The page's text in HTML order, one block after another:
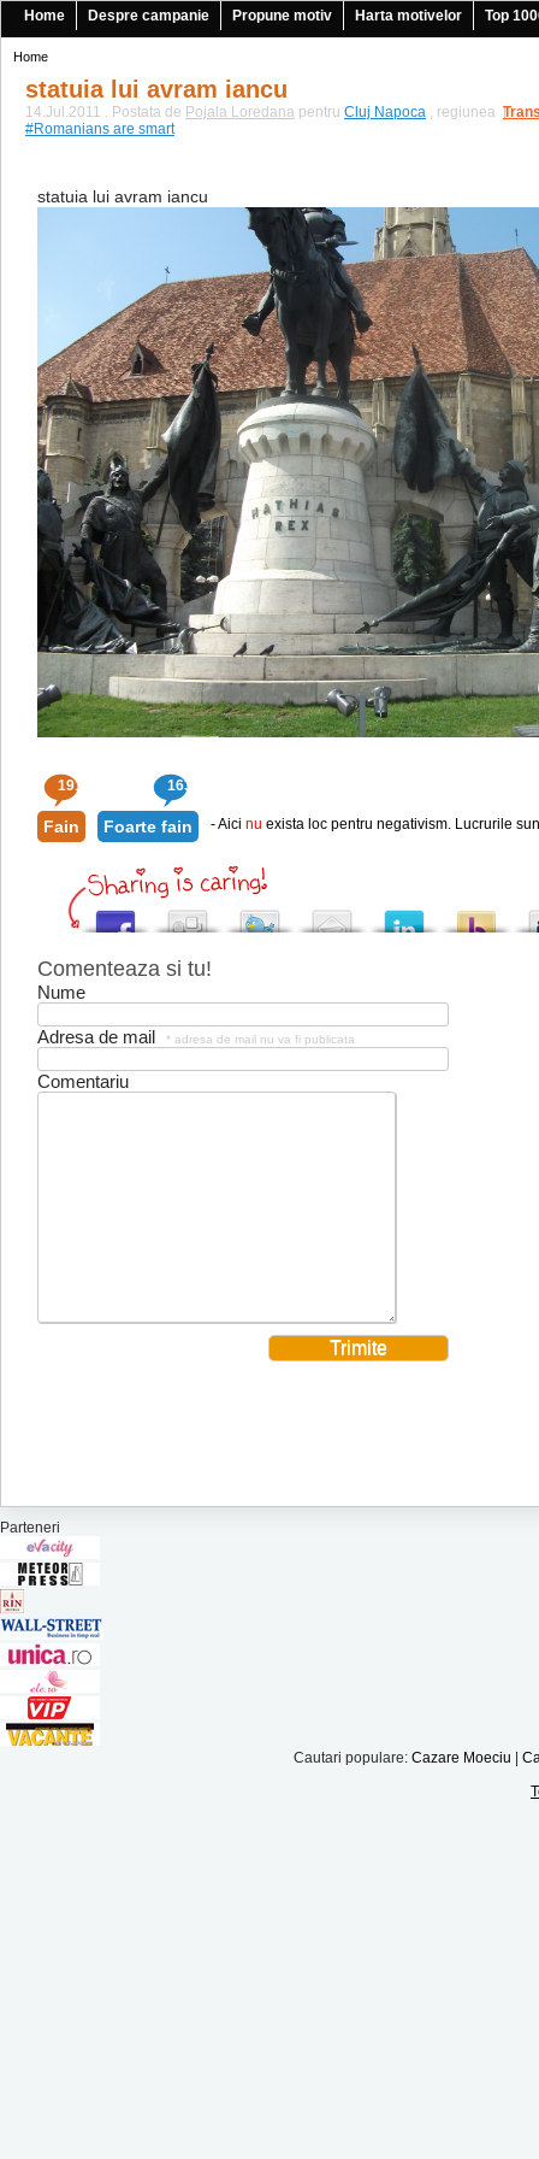
Home Despre campanie Propune motiv Harta motivelor Top
Home
statuia lui avram iancu
14.Jul.2011 . Postata de Pojala Loredana pentru Cluj Napoca , regiunea |
#Romanians are smart
statuia lui avram iancu
191 163
Fain Foarte fain - Aici nu exista loc pentru negativism. Lucrurile
Comenteaza si tu!
Nume
Adresa de mail * adresa de mail nu va fi publicata
Comentariu
Parteneri
Cautari populare: Cazare Moeciu |